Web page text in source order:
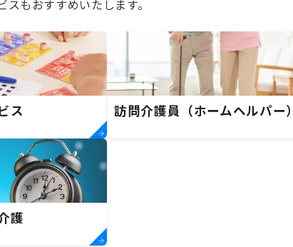
もおすすめいたします。
ス 訪問介護員（ホームヘルパー）
護